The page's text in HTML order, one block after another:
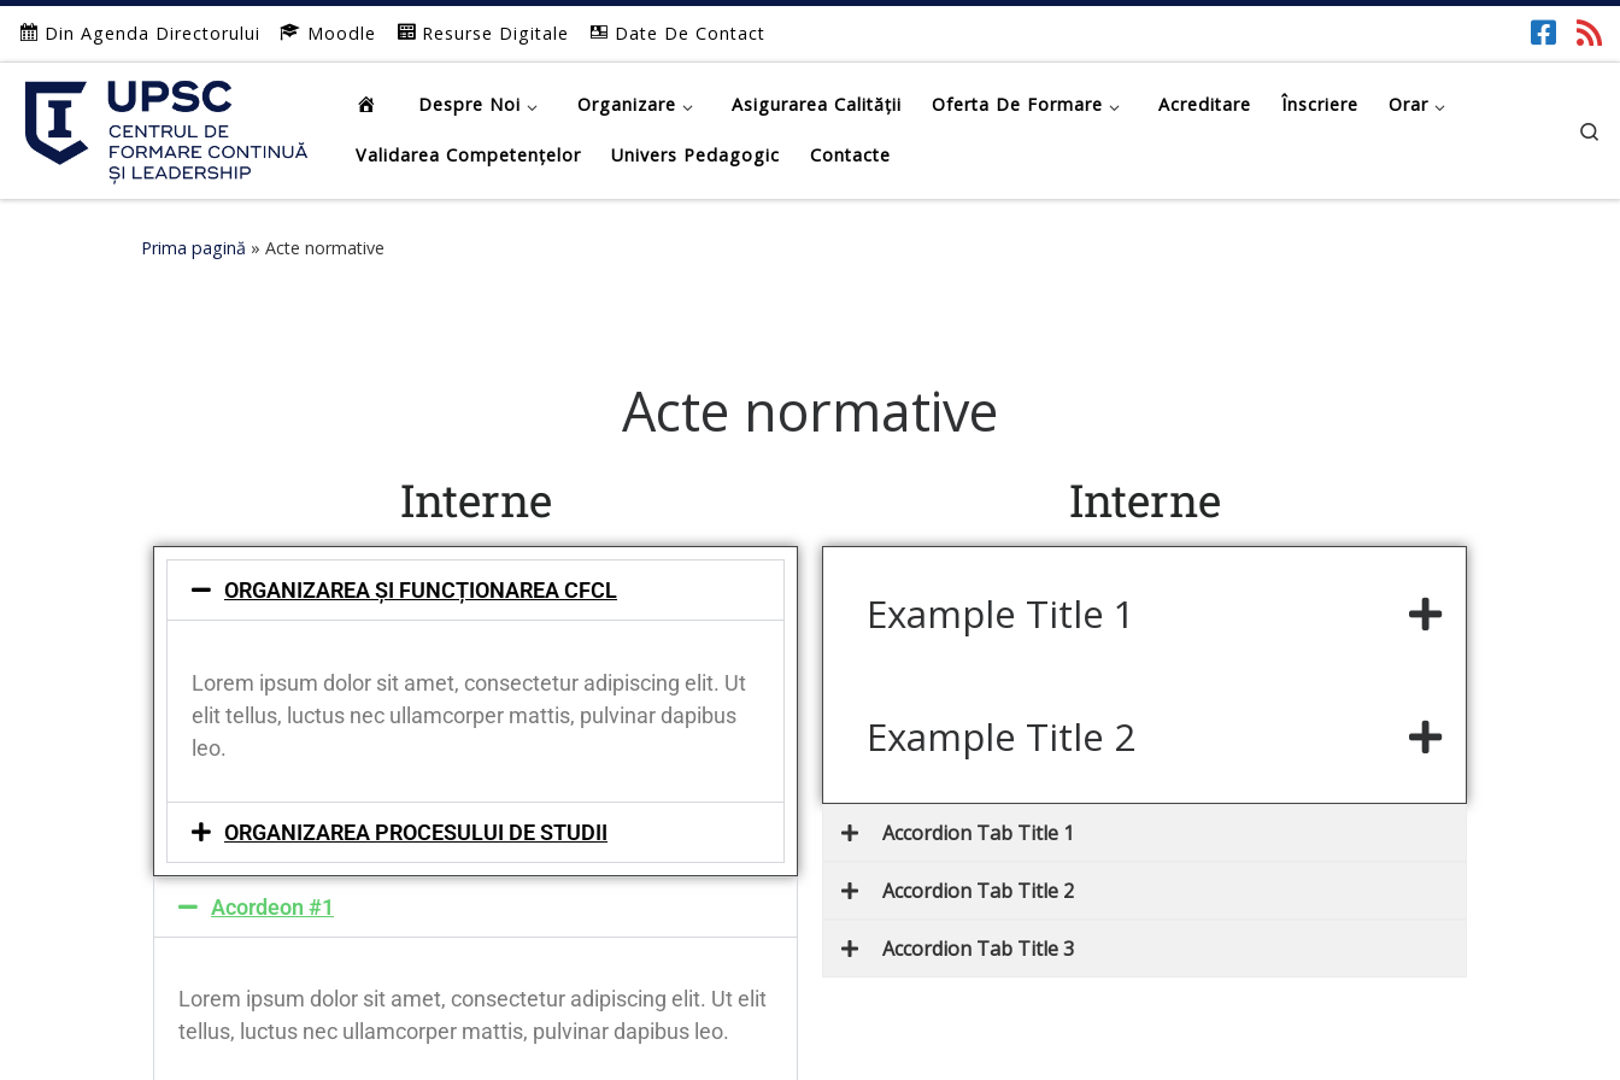
Afișează întregul conținut
Din Agenda Directorului Moodle Resurse Digitale Date De Contact
Despre Noi Organizare Asigurarea Calității Oferta De Formare Acreditare Înscriere Orar
Validarea Competențelor Univers Pedagogic Contacte
Prima pagină » Acte normative
Acte normative
Interne
ORGANIZAREA ȘI FUNCȚIONAREA CFCL
Lorem ipsum dolor sit amet, consectetur adipiscing elit. Ut
elit tellus, luctus nec ullamcorper mattis, pulvinar dapibus
leo.
ORGANIZAREA PROCESULUI DE STUDII
Acordeon #1
Lorem ipsum dolor sit amet, consectetur adipiscing elit. Ut elit
tellus, luctus nec ullamcorper mattis, pulvinar dapibus leo.
Interne
Example Title 1
Example Title 2
Accordion Tab Title 1
Accordion Tab Title 2
Accordion Tab Title 3